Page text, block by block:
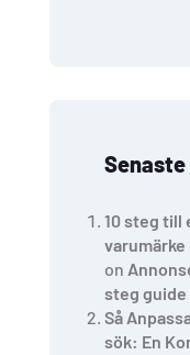
10 steg
varumärke
on
steg guide
Så
sök: En